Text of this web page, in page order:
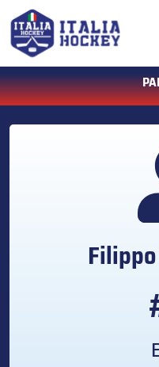
Filippo